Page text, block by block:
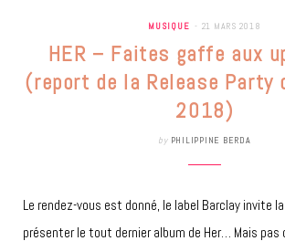
MUSIQUE 21 MARS 2018
HER – Faites gaffe aux
(report de la Release Party
2018)
by PHILIPPINE BERDA
Le rendez-vous est donné, le label Barclay invite
présenter le tout dernier album de Her… Mais pas